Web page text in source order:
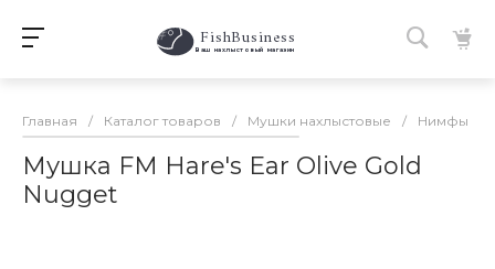
FishBusiness
Ваш нахлыстовый магазин
Главная / Каталог товаров / Мушки нахлыстовые / Нимфы
Мушка FM Hare's Ear Olive Gold
Nugget